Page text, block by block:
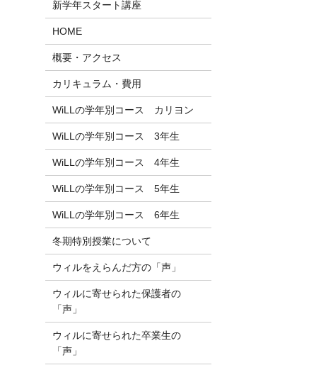
新学年スタート講座
HOME
概要・アクセス
カリキュラム・費用
WiLLの学年別コース カリヨン
WiLLの学年別コース 3年生
WiLLの学年別コース 4年生
WiLLの学年別コース 5年生
WiLLの学年別コース 6年生
冬期特別授業について
ウィルをえらんだ方の「声」
ウィルに寄せられた保護者の
「声」
ウィルに寄せられた卒業生の
「声」